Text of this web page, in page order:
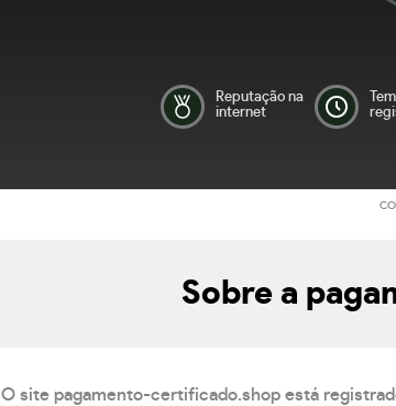
Reputação na
internet
Sobre a
O site pagamento-certificado.shop está